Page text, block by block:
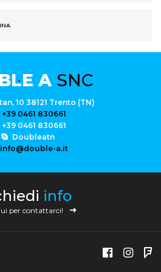
A SNC
10 38121 Trento (TN)
+39 0461 830661
+39 0461 830661
Doubleatn
info@double-a.it
info
per contattarci!